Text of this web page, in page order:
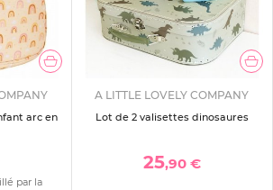
arc en
par la
A LITTLE LOVELY COMPANY
Lot de 2 valisettes dinosaures
25,90 €